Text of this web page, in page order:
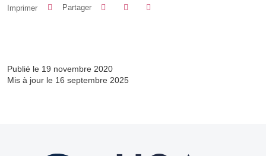
Imprimer Partager Partager sur Facebook
Partager sur LinkedIn
Publié le 19 novembre 2020
Mis à jour le 16 septembre 2025